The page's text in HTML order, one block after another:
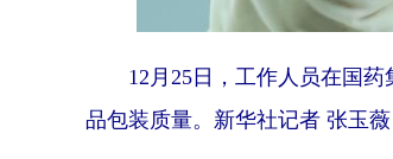
12月25日，工作人员在国药
品包装质量。新华社记者 张玉